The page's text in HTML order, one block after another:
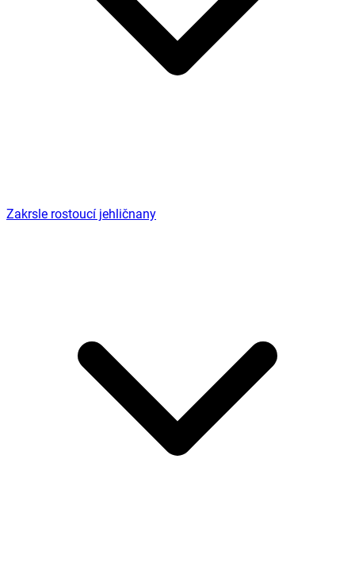
Zakrsle rostoucí jehličnany